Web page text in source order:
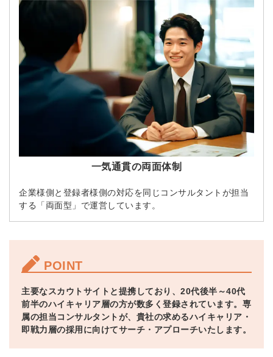
一気通貫の両面体制
企業様側と登録者様側の対応を同じコンサルタントが担当
する「両面型」で運営しています。
POINT
主要なスカウトサイトと提携しており、20代後半～40代
前半のハイキャリア層の方が数多く登録されています。専
属の担当コンサルタントが、貴社の求めるハイキャリア・
即戦力層の採用に向けてサーチ・アプローチいたします。